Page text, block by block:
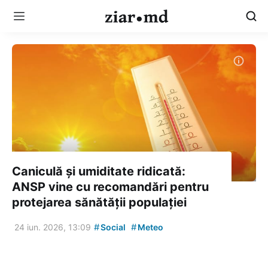
Caniculă și umiditate ridicată:
ANSP vine cu recomandări pentru
protejarea sănătății populației
24 iun. 2026, 13:09 #Social #Meteo